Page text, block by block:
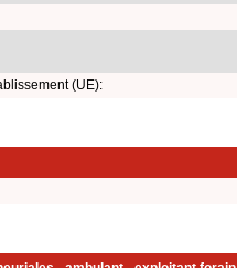
(UE):